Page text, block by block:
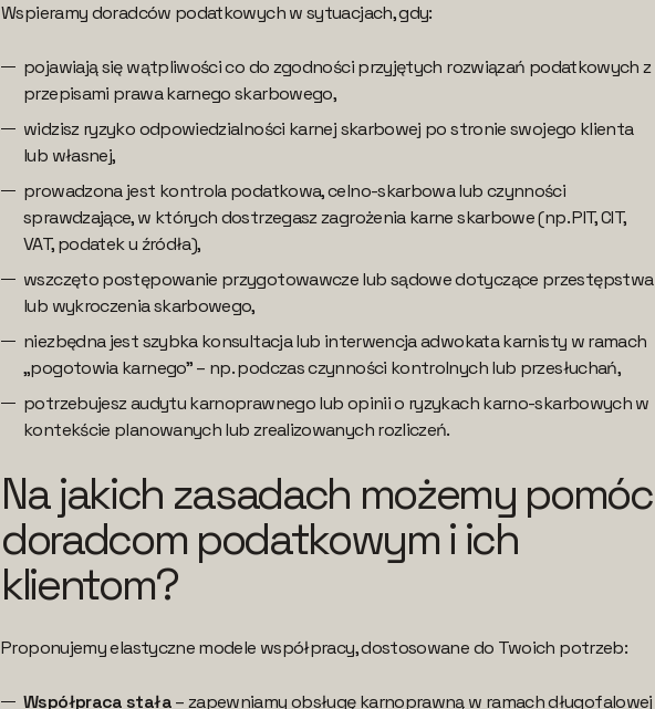
Wspieramy doradców podatkowych w sytuacjach, gdy:
pojawiają się wątpliwości co do zgodności przyjętych rozwiązań podatkowych z
przepisami prawa karnego skarbowego,
widzisz ryzyko odpowiedzialności karnej skarbowej po stronie swojego klienta
lub własnej,
prowadzona jest kontrola podatkowa, celno-skarbowa lub czynności
sprawdzające, w których dostrzegasz zagrożenia karne skarbowe (np. PIT, CIT,
VAT, podatek u źródła),
wszczęto postępowanie przygotowawcze lub sądowe dotyczące przestępstwa
lub wykroczenia skarbowego,
niezbędna jest szybka konsultacja lub interwencja adwokata karnisty w ramach
„pogotowia karnego” – np. podczas czynności kontrolnych lub przesłuchań,
potrzebujesz audytu karnoprawnego lub opinii o ryzykach karno-skarbowych w
kontekście planowanych lub zrealizowanych rozliczeń.
Na jakich zasadach możemy pomóc
doradcom podatkowym i ich
klientom?
Proponujemy elastyczne modele współpracy, dostosowane do Twoich potrzeb:
Współpraca stała– zapewniamy obsługę karnoprawną w ramach długofalowej